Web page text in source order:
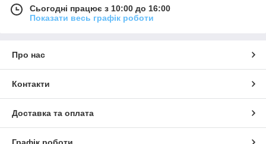
Сьогодні працює з 10:00 до 16:00
Показати весь графік роботи
Про нас
Контакти
Доставка та оплата